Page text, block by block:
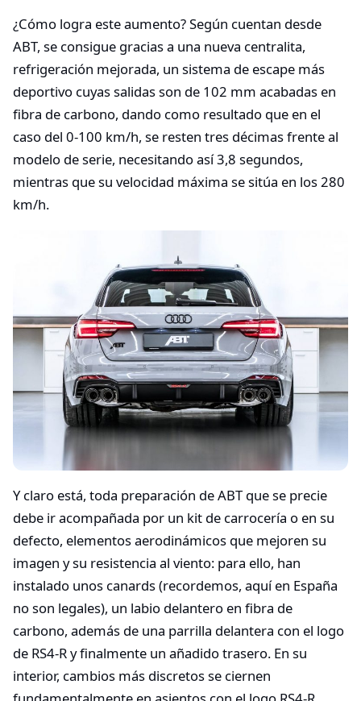
¿Cómo logra este aumento? Según cuentan desde
ABT, se consigue gracias a una nueva centralita,
refrigeración mejorada, un sistema de escape más
deportivo cuyas salidas son de 102 mm acabadas en
fibra de carbono, dando como resultado que en el
caso del 0-100 km/h, se resten tres décimas frente al
modelo de serie, necesitando así 3,8 segundos,
mientras que su velocidad máxima se sitúa en los 280
km/h.
Y claro está, toda preparación de ABT que se precie
debe ir acompañada por un kit de carrocería o en su
defecto, elementos aerodinámicos que mejoren su
imagen y su resistencia al viento: para ello, han
instalado unos canards (recordemos, aquí en España
no son legales), un labio delantero en fibra de
carbono, además de una parrilla delantera con el logo
de RS4-R y finalmente un añadido trasero. En su
interior, cambios más discretos se ciernen